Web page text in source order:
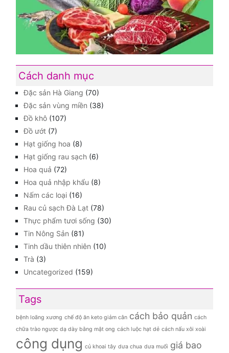
Cách danh mục
Đặc sản Hà Giang (70)
Đặc sản vùng miền (38)
Đồ khô (107)
Đồ ướt (7)
Hạt giống hoa (8)
Hạt giống rau sạch (6)
Hoa quả (72)
Hoa quả nhập khẩu (8)
Nấm các loại (16)
Rau củ sạch Đà Lạt (78)
Thực phẩm tươi sống (30)
Tin Nông Sản (81)
Tinh dầu thiên nhiên (10)
Trà (3)
Uncategorized (159)
Tags
bệnh loãng xương chế độ ăn keto giảm cân cách bảo quản cách
chữa trào ngược dạ dày bằng mật ong cách luộc hạt dẻ cách nấu xôi xoài
công dụng củ khoai tây dưa chua dưa muối giá bao